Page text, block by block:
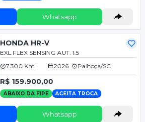
Whatsapp
HONDA HR-V
EXL FLEX SENSING AUT. 1.5
7.300 Km
2026 Palhoça/SC
R$ 159.900,00
ABAIXO DA FIPE ACEITA TROCA
Whatsapp